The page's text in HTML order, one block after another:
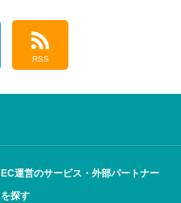
RSS
EC運営のサービス・外部パートナー
を探す